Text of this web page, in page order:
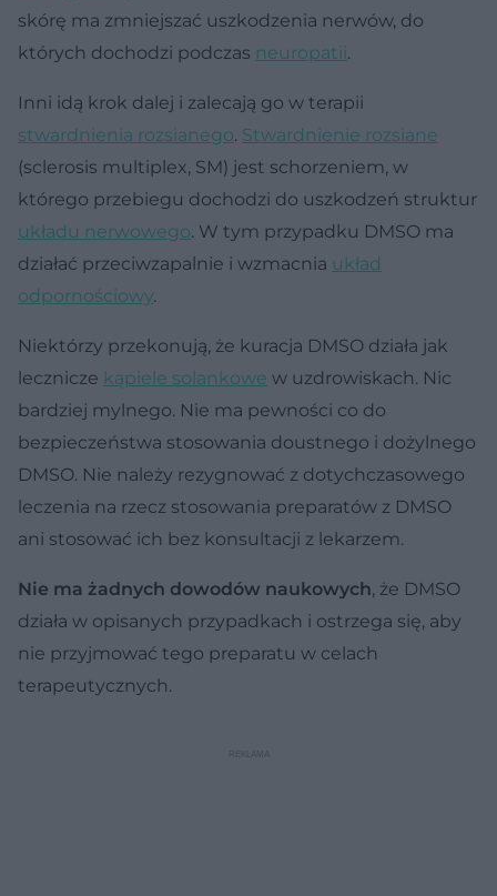
skórę ma zmniejszać uszkodzenia nerwów, do
których dochodzi podczas neuropatii.
Inni idą krok dalej i zalecają go w terapii
stwardnienia rozsianego. Stwardnienie rozsiane
(sclerosis multiplex, SM) jest schorzeniem, w
którego przebiegu dochodzi do uszkodzeń struktur
układu nerwowego. W tym przypadku DMSO ma
działać przeciwzapalnie i wzmacnia układ
odpornościowy.
Niektórzy przekonują, że kuracja DMSO działa jak
lecznicze kąpiele solankowe w uzdrowiskach. Nic
bardziej mylnego. Nie ma pewności co do
bezpieczeństwa stosowania doustnego i dożylnego
DMSO. Nie należy rezygnować z dotychczasowego
leczenia na rzecz stosowania preparatów z DMSO
ani stosować ich bez konsultacji z lekarzem.
Nie ma żadnych dowodów naukowych, że DMSO
działa w opisanych przypadkach i ostrzega się, aby
nie przyjmować tego preparatu w celach
terapeutycznych.